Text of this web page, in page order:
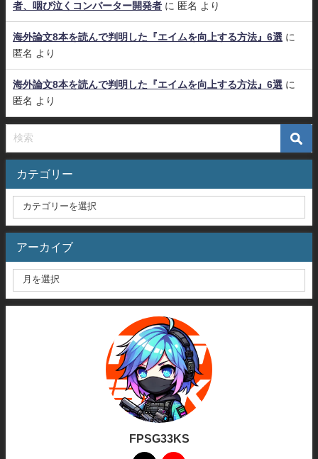
者、咽び泣くコンバーター開発者 に 匿名 より
海外論文8本を読んで判明した『エイムを向上する方法』6選 に
匿名 より
海外論文8本を読んで判明した『エイムを向上する方法』6選 に
匿名 より
カテゴリー
アーカイブ
FPSG33KS